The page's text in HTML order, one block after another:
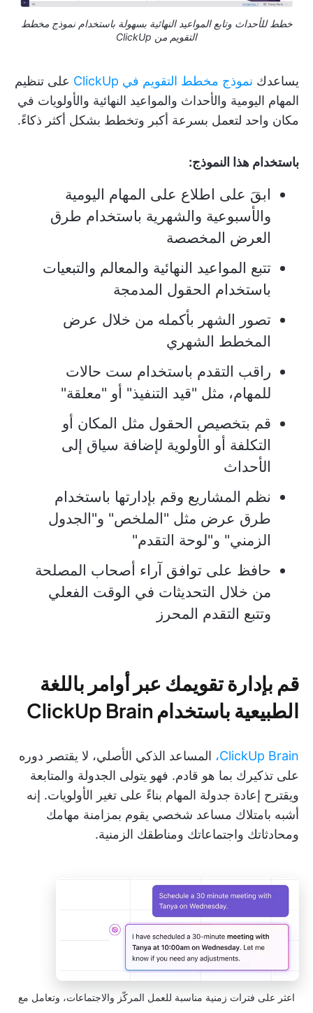
خطط للأحداث وتابع المواعيد النهائية بسهولة باستخدام نموذج مخطط
التقويم من ClickUp
يساعدك نموذج مخطط التقويم في ClickUp
على تنظيم
المهام اليومية والأحداث والمواعيد النهائية والأولويات في
مكان واحد لتعمل بسرعة أكبر وتخطط بشكل أكثر ذكاءً.
باستخدام هذا النموذج:
ابقَ على اطلاع على المهام اليومية
والأسبوعية والشهرية باستخدام طرق
العرض المخصصة
تتبع المواعيد النهائية والمعالم والتبعيات
باستخدام الحقول المدمجة
تصور الشهر بأكمله من خلال عرض
المخطط الشهري
راقب التقدم باستخدام ست حالات
للمهام، مثل "قيد التنفيذ" أو "معلقة"
قم بتخصيص الحقول مثل المكان أو
التكلفة أو الأولوية لإضافة سياق إلى
الأحداث
نظم المشاريع وقم بإدارتها باستخدام
طرق عرض مثل "الملخص" و"الجدول
الزمني" و"لوحة التقدم"
حافظ على توافق آراء أصحاب المصلحة
من خلال التحديثات في الوقت الفعلي
وتتبع التقدم المحرز
قم بإدارة تقويمك عبر أوامر باللغة
الطبيعية باستخدام ClickUp Brain
ClickUp Brain،
المساعد الذكي الأصلي، لا يقتصر دوره
على تذكيرك بما هو قادم. فهو يتولى الجدولة والمتابعة
ويقترح إعادة جدولة المهام بناءً على تغير الأولويات. إنه
أشبه بامتلاك مساعد شخصي يقوم بمزامنة مهامك
ومحادثاتك واجتماعاتك ومناطقك الزمنية.
اعثر على فترات زمنية مناسبة للعمل المركّز والاجتماعات، وتعامل مع